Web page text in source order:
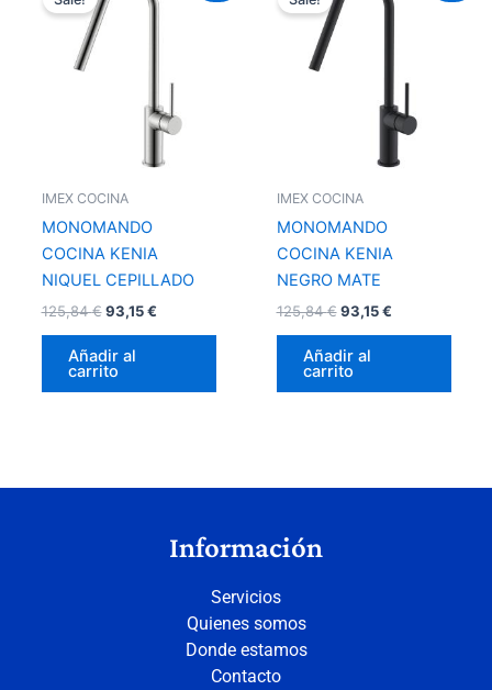
IMEX COCINA
MONOMANDO
COCINA KENIA
NIQUEL CEPILLADO
125,84€
original
93,15€
actual
Añadir al
carrito
IMEX COCINA
MONOMANDO
COCINA KENIA
NEGRO MATE
125,84€
original
93,15€
actual
Añadir al
carrito
Información
Servicios
Quienes somos
Donde estamos
Contacto